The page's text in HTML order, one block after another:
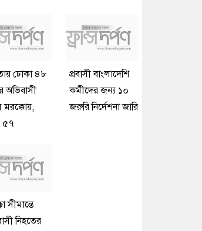
ঢোকা ৪৮
অভিবাসী
মরক্কোয়,
৫৭
প্রবাসী বাংলাদেশি
কর্মীদের জন্য ১০
জরুরি নির্দেশনা জারি
সীমান্তে
নিহতের